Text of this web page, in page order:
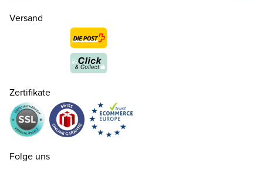
22 CHF 50.00
CHF 50.00
24 CHF 50.00
CHF 50.00
Versand
Zertifikate
Folge uns